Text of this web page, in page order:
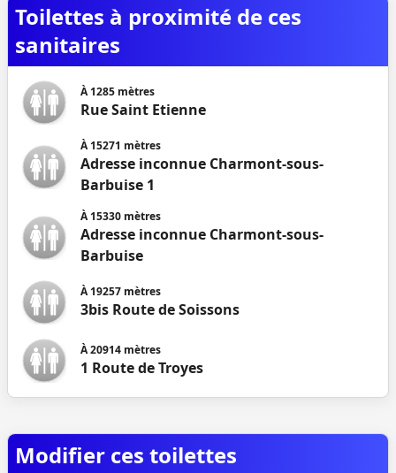
Toilettes à proximité de ces
sanitaires
À1285 mètres
Rue Saint Etienne
À15271 mètres
Adresse inconnue Charmont-sous-
Barbuise 1
À15330 mètres
Adresse inconnue Charmont-sous-
Barbuise
À19257 mètres
3bis Route de Soissons
À20914 mètres
1 Route de Troyes
Modifier ces toilettes